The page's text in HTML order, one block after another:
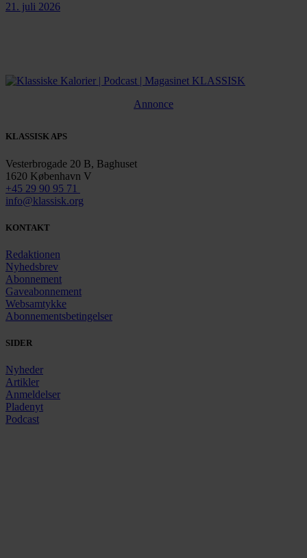
21. juli 2026
Annonce
KLASSISK APS
Vesterbrogade 20 B, Baghuset
1620 København V
+45 29 90 95 71
info@klassisk.org
KONTAKT
Redaktionen
Nyhedsbrev
Abonnement
Gaveabonnement
Websamtykke
Abonnementsbetingelser
SIDER
Nyheder
Artikler
Anmeldelser
Pladenyt
Podcast